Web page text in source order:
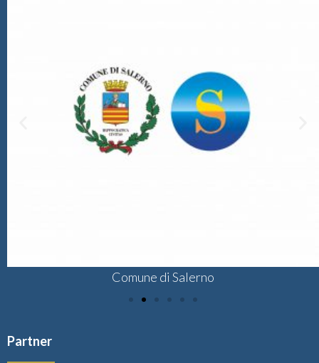
Comune di Salerno
Partner